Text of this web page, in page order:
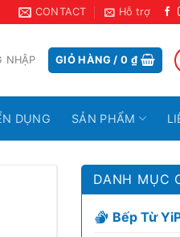
CONTACT Hỗ trợ
NHẬP GIỎ HÀNG /0 ₫
DỤNG SẢN PHẨM
DANH MỤC
Bếp Từ